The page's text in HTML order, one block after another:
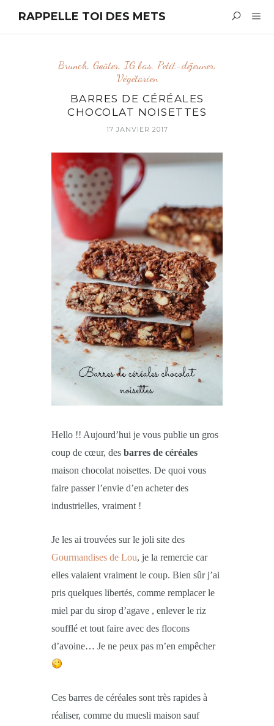
RAPPELLE TOI DES METS
Brunch, Goûter, IG bas, Petit-déjeuner,
Végétarien
BARRES DE CÉRÉALES
CHOCOLAT NOISETTES
17 JANVIER 2017
Hello !! Aujourd’hui je vous publie un gros
coup de cœur, des barres de céréales
maison chocolat noisettes. De quoi vous
faire passer l’envie d’en acheter des
industrielles, vraiment !
Je les ai trouvées sur le joli site des
Gourmandises de Lou, je la remercie car
elles valaient vraiment le coup. Bien sûr j’ai
pris quelques libertés, comme remplacer le
miel par du sirop d’agave , enlever le riz
soufflé et tout faire avec des flocons
d’avoine… Je ne peux pas m’en empêcher
Ces barres de céréales sont très rapides à
réaliser, comme du muesli maison sauf